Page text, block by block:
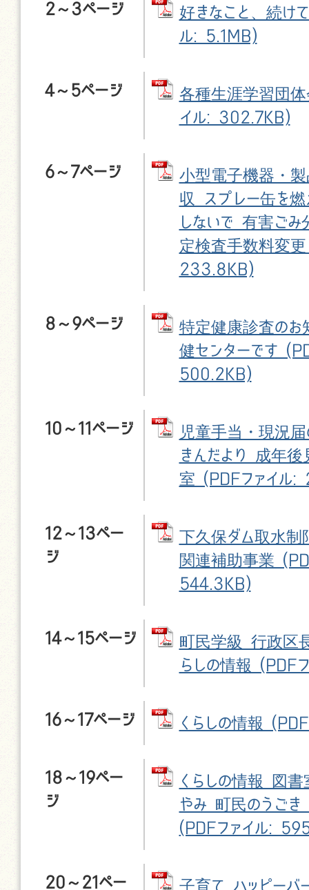
2～3ページ
好きなこと、続け
ル: 5.1MB)
4～5ページ
各種生涯学習団
イル: 302.7KB)
6～7ページ
小型電子機器・製
収 スプレー缶を燃
しないで 有害ご
定検査手数料変更
233.8KB)
8～9ページ
特定健康診査のお
健センターです
500.2KB)
10～11ページ
児童手当・現況届
きんだより 成年
室 (PDFファイル
12～13ペー
ジ
下久保ダム取水制
関連補助事業
544.3KB)
14～15ページ
町民学級 行政区
らしの情報 (PDF
16～17ページ くらしの情報
18～19ペー
ジ
くらしの情報 図
やみ 町民のうご
(PDFファイル:
20～21ペー
子育て ハッピーバ